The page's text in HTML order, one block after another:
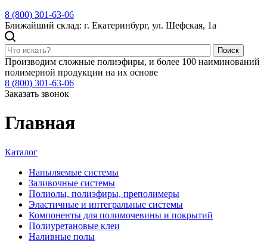
8 (800) 301-63-06
Ближайший склад: г. Екатеринбург, ул. Шефская, 1а
Поиск
Производим сложные полиэфиры, и более 100 наиминований
полимерной продукции на их основе
8 (800) 301-63-06
Заказать звонок
Главная
Каталог
Напыляемые системы
Заливочные системы
Полиолы, полиэфиры, преполимеры
Эластичные и интегральные системы
Компоненты для полимочевины и покрытий
Полиуретановые клеи
Наливные полы